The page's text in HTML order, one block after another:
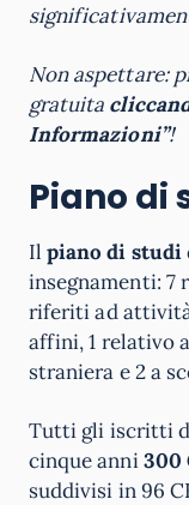
Non aspettare:
gratuita
Informazioni”!
Piano di
Ilpiano di studi
insegnamenti: 7
riferiti ad
affini, 1 relativo
straniera e 2 a
Tutti gli iscritti
cinque anni300
suddivisi in 96